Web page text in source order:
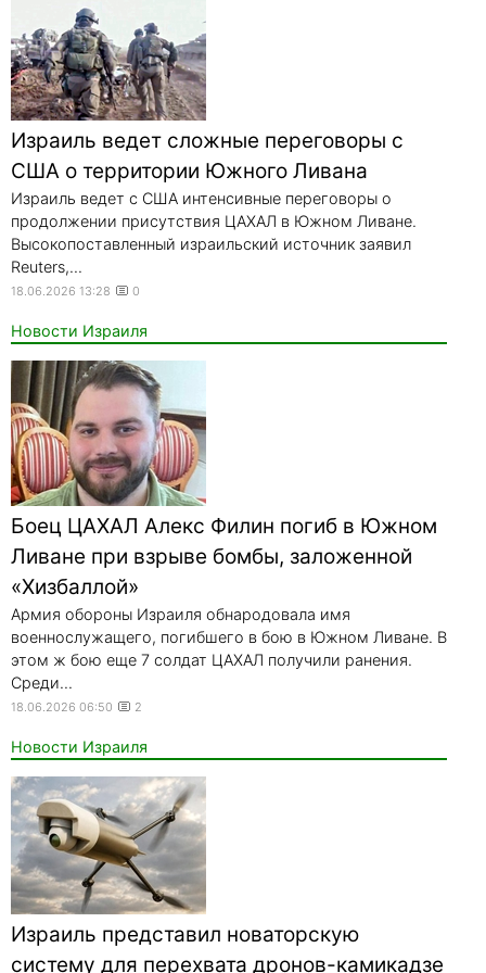
Израиль ведет сложные переговоры с
США о территории Южного Ливана
Израиль ведет с США интенсивные переговоры о
продолжении присутствия ЦАХАЛ в Южном Ливане.
Высокопоставленный израильский источник заявил
Reuters,...
18.06.2026 13:28 0
Новости Израиля
Боец ЦАХАЛ Алекс Филин погиб в Южном
Ливане при взрыве бомбы, заложенной
«Хизбаллой»
Армия обороны Израиля обнародовала имя
военнослужащего, погибшего в бою в Южном Ливане. В
этом ж бою еще 7 солдат ЦАХАЛ получили ранения.
Среди...
18.06.2026 06:50 2
Новости Израиля
Израиль представил новаторскую
систему для перехвата дронов-камикадзе